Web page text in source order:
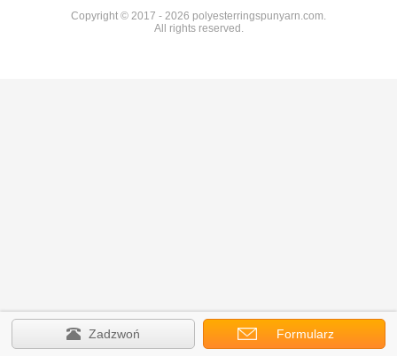
Zadzwoń Formularz
Copyright © 2017 - 2026 polyesterringspunyarn.com.
All rights reserved.